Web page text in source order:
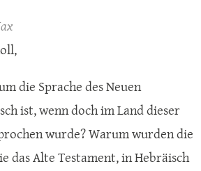
die Sprache des Neuen
ist, wenn doch im Land dieser
wurde? Warum wurden die
das Alte Testament, in Hebräisch